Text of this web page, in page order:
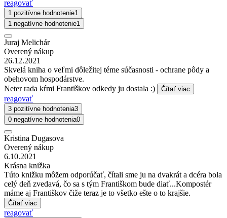
reagovať
1 pozitívne hodnotenie1
1 negatívne hodnotenie1
Juraj Melichár
Overený nákup
26.12.2021
Skvelá kniha o veľmi dôležitej téme súčasnosti - ochrane pôdy a
obehovom hospodárstve.
Neter rada kŕmi Františkov odkedy ju dostala :)
Čítať viac
reagovať
3 pozitívne hodnotenia3
0 negatívne hodnotenia0
Kristina Dugasova
Overený nákup
6.10.2021
Krásna knižka
Túto knižku môžem odporúčať, čítali sme ju na dvakrát a dcéra bola
celý deň zvedavá, čo sa s tým Františkom bude diať...Kompostér
máme aj Františkov čiže teraz je to všetko ešte o to krajšie.
Čítať viac
reagovať